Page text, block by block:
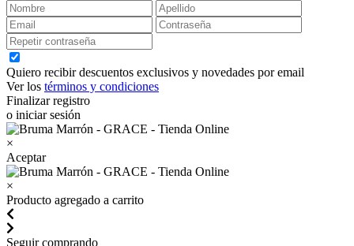
Quiero recibir descuentos exclusivos y novedades por email
Ver los términos y condiciones
Finalizar registro
o iniciar sesión
×
Aceptar
×
Producto agregado a carrito
Seguir comprando